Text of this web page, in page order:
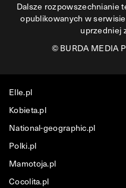
Dalsze rozpowszechnianie
opublikowanych w
uprzedniej
©BURDA MEDIA
Elle.pl
Kobieta.pl
National-geographic.pl
Polki.pl
Mamotoja.pl
Cocolita.pl